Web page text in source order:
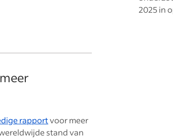
2025 in
rapportvoor meer
stand van